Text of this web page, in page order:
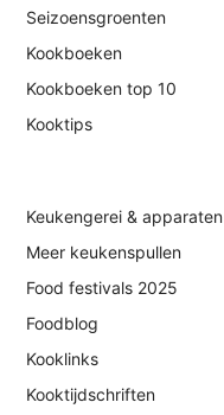
Seizoensgroenten
Kookboeken
Kookboeken top 10
Kooktips
Keukengerei & apparaten
Meer keukenspullen
Food festivals 2025
Foodblog
Kooklinks
Kooktijdschriften